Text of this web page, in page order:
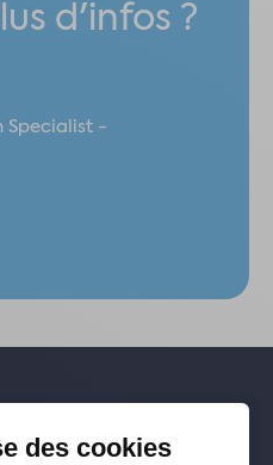
d'infos ?
Specialist -
e de nos
des cookies